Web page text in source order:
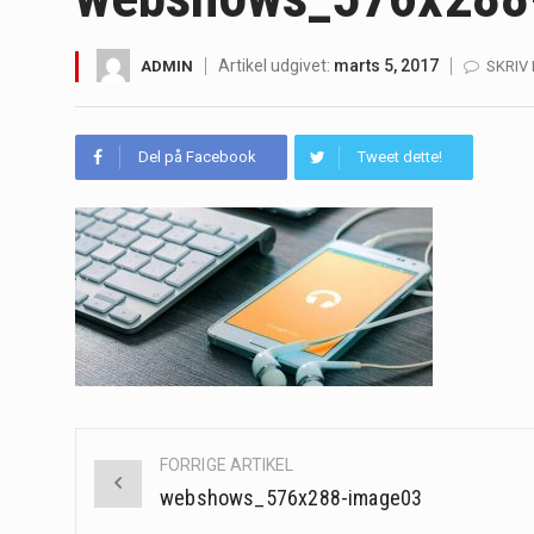
Irritabel tyktarm (Irritable Bowel
Padel er en sport, der er blevet
Massagestole er ikke længere
Saunaer har været en del af
Når det kommer til sundhed og
Sunde måltidskasser er en
ADMIN Artikel udgivet: marts 5, 2017 SKRIV
Del på Facebook Tweet dette!
Post
navigation
FORRIGE ARTIKEL
webshows_576x288-image03